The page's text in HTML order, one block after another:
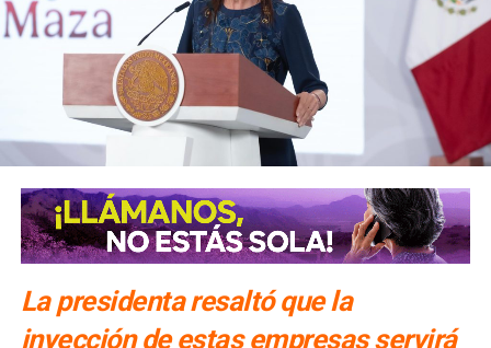
La presidenta resaltó que la
inyección de estas empresas servirá